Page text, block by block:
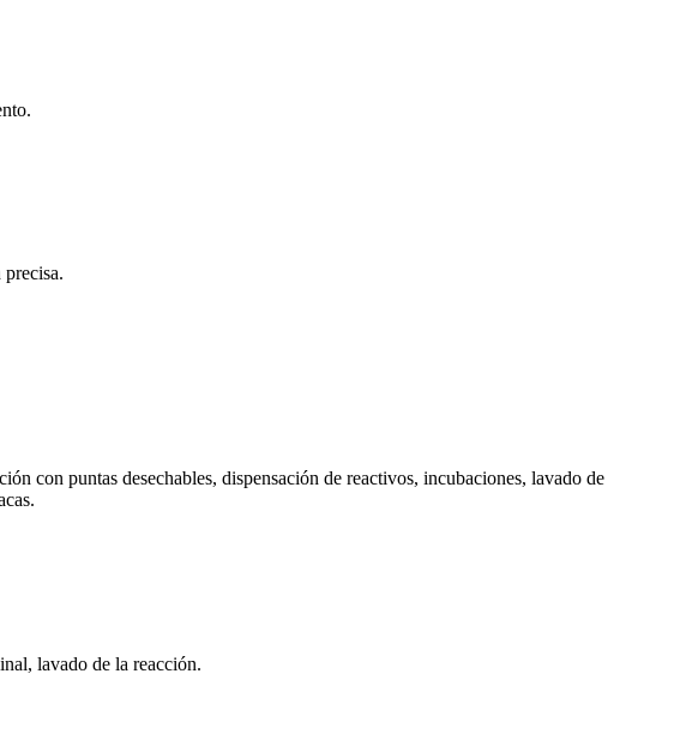
con puntas desechables, dispensación de reactivos, incubaciones, lavado de
lavado de la reacción.